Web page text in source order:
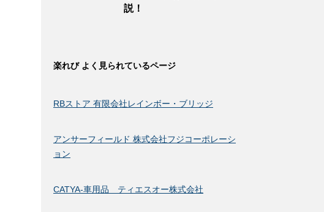
説！
楽れび よく見られているページ
RBストア 有限会社レインボー・ブリッジ
アンサーフィールド 株式会社フジコーポレーシ
ョン
CATYA-車用品 ティエスオー株式会社